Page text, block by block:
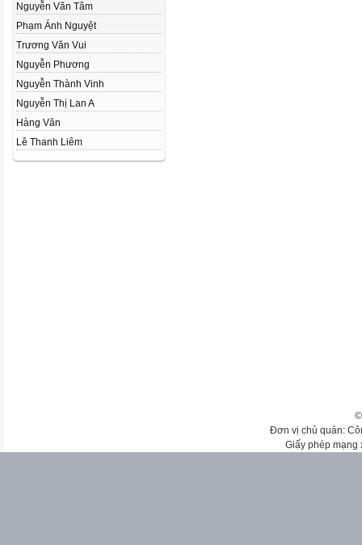
Nguyễn Văn Tâm
Phạm Ánh Nguyệt
Trương Văn Vui
Nguyễn Phương
Nguyễn Thành Vinh
Nguyễn Thị Lan A
Hàng Văn
Lê Thanh Liêm
Đơn vị chủ quản:
Giấy phép mạng